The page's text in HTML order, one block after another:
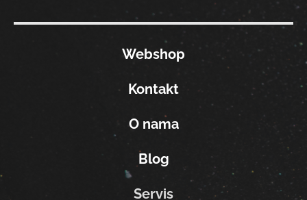
Webshop
Kontakt
O nama
Blog
Servis